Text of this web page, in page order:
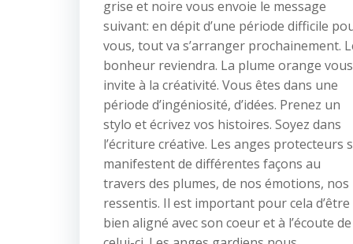
grise et noire vous envoie le message
suivant: en dépit d’une période difficile
vous, tout va s’arranger prochainement.
bonheur reviendra. La plume orange vous
invite à la créativité. Vous êtes dans une
période d’ingéniosité, d’idées. Prenez un
stylo et écrivez vos histoires. Soyez dans
l’écriture créative. Les anges protecteurs
manifestent de différentes façons au
travers des plumes, de nos émotions, nos
ressentis. Il est important pour cela d’être
bien aligné avec son coeur et à l’écoute de